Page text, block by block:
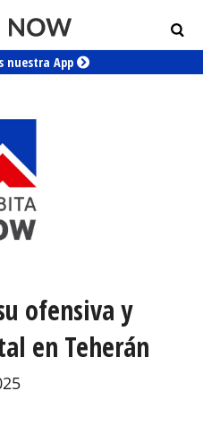
nuestra App
ofensiva y
en Teherán